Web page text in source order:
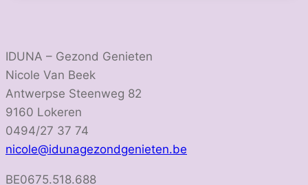
IDUNA – Gezond Genieten
Nicole Van Beek
Antwerpse Steenweg 82
9160 Lokeren
0494/27 37 74
nicole@idunagezondgenieten.be
BE0675.518.688